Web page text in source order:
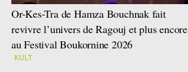
Or-Kes-Tra de Hamza Bouchnak fait
revivre l’univers de Ragouj et plus encore
au Festival Boukornine 2026
KULT